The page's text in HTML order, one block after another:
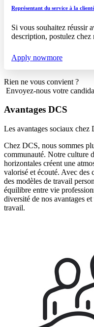
Représentant du service à la
Si vous souhaitez réussir
description, postulez chez
Apply nowmore
Rien ne vous convient ?
Envoyez-nous votre
Avantages DCS
Les avantages sociaux chez
Chez DCS, nous sommes
communauté. Notre culture
horizontales créent une
valorisé et écouté. Avec des
des modèles de travail
équilibre entre vie
diversité de nos avantages
travail.